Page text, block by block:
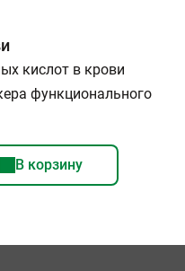
кислот в крови
функционального
В корзину